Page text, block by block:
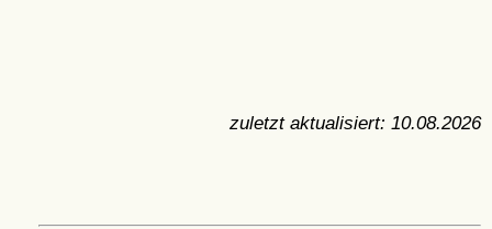
zuletzt aktualisiert: 10.08.2026